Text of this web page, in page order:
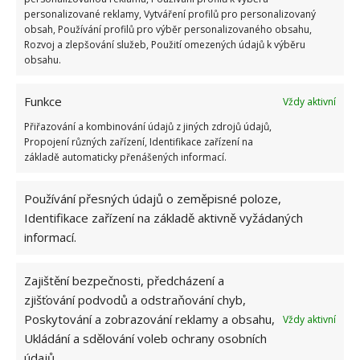
personalizované reklamy, Vytváření profilů pro personalizovaný
obsah, Používání profilů pro výběr personalizovaného obsahu,
Rozvoj a zlepšování služeb, Použití omezených údajů k výběru
obsahu.
Funkce
Vždy aktivní
Přiřazování a kombinování údajů z jiných zdrojů údajů,
Propojení různých zařízení, Identifikace zařízení na
základě automaticky přenášených informací.
Používání přesných údajů o zeměpisné poloze,
Identifikace zařízení na základě aktivně vyžádaných
informací.
Zajištění bezpečnosti, předcházení a
zjišťování podvodů a odstraňování chyb,
Poskytování a zobrazování reklamy a obsahu,
Ukládání a sdělování voleb ochrany osobních
Vždy aktivní
JARO OKNA SEŘÍZENÍ
Přidejte svůj názor
KOMENTOVAT